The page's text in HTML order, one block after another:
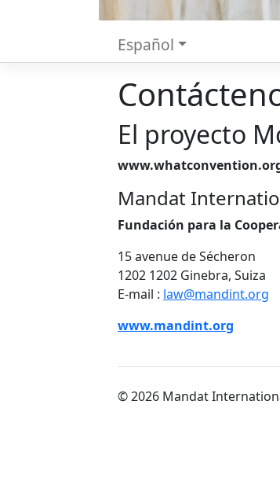
Español
El proyecto
Mandat
Fundación para la
15 avenue de Sécheron
1202 1202 Ginebra, Suiza
E-mail : law@mandint.org
www.mandint.org
© 2026 Mandat